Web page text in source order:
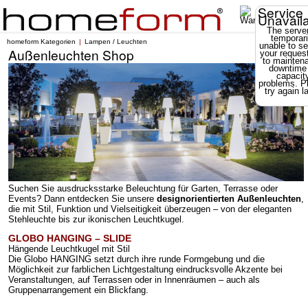
Service
The
unable to
your
to
problems.
try again
homeform Kategorien Lampen / Leuchten
Außenleuchten Shop
Suchen Sie ausdrucksstarke Beleuchtung für Garten, Terrasse oder
Events? Dann entdecken Sie unsere designorientierten Außenleuchten,
die mit Stil, Funktion und Vielseitigkeit überzeugen – von der eleganten
Stehleuchte bis zur ikonischen Leuchtkugel.
GLOBO HANGING – SLIDE
Hängende Leuchtkugel mit Stil
Die Globo HANGING setzt durch ihre runde Formgebung und die
Möglichkeit zur farblichen Lichtgestaltung eindrucksvolle Akzente bei
Veranstaltungen, auf Terrassen oder in Innenräumen – auch als
Gruppenarrangement ein Blickfang.